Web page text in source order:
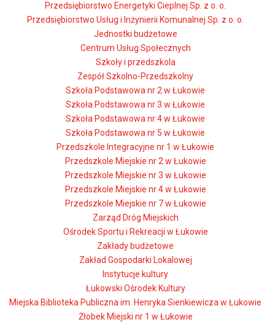
Przedsiębiorstwo Energetyki Cieplnej Sp. z o. o.
Przedsiębiorstwo Usług i Inżynierii Komunalnej Sp. z o. o.
Jednostki budżetowe
Centrum Usług Społecznych
Szkoły i przedszkola
Zespół Szkolno-Przedszkolny
Szkoła Podstawowa nr 2 w Łukowie
Szkoła Podstawowa nr 3 w Łukowie
Szkoła Podstawowa nr 4 w Łukowie
Szkoła Podstawowa nr 5 w Łukowie
Przedszkole Integracyjne nr 1 w Łukowie
Przedszkole Miejskie nr 2 w Łukowie
Przedszkole Miejskie nr 3 w Łukowie
Przedszkole Miejskie nr 4 w Łukowie
Przedszkole Miejskie nr 7 w Łukowie
Zarząd Dróg Miejskich
Ośrodek Sportu i Rekreacji w Łukowie
Zakłady budżetowe
Zakład Gospodarki Lokalowej
Instytucje kultury
Łukowski Ośrodek Kultury
Miejska Biblioteka Publiczna im. Henryka Sienkiewicza w Łukowie
Żłobek Miejski nr 1 w Łukowie